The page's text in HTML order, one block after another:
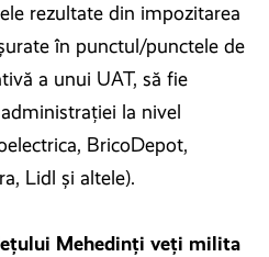
rezultate din impozitarea
în punctul/punctele de
a unui UAT, să fie
la nivel
BricoDepot,
Lidl și altele).
Mehedinți veți milita